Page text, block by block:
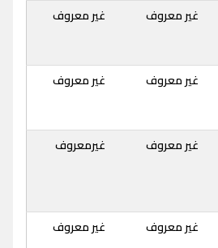
غير معروف غير معروف
غير معروف غير معروف
غير معروف غيرمعروف
غير معروف غير معروف